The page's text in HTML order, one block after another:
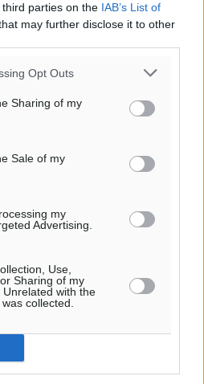
parties on the IAB’s List of
may further disclose it to other
Opt Outs
Sharing of my
Sale of my
my
Advertising.
Use,
Sharing of my
with the
collected.